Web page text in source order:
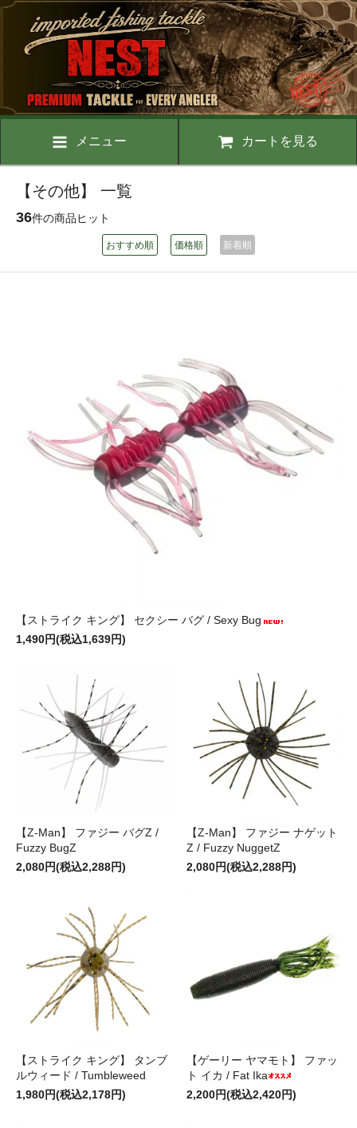
メニュー カートを見る
【その他】 一覧
36件の商品ヒット
おすすめ順 価格順 新着順
【ストライク キング】 セクシー バグ / Sexy Bug
1,490円(税込1,639円)
【Z-Man】 ファジー バグZ /
Fuzzy BugZ
2,080円(税込2,288円)
【Z-Man】 ファジー ナゲット
Z / Fuzzy NuggetZ
2,080円(税込2,288円)
【ストライク キング】 タンブ
ルウィード / Tumbleweed
1,980円(税込2,178円)
【ゲーリー ヤマモト】 ファッ
ト イカ / Fat Ika
2,200円(税込2,420円)